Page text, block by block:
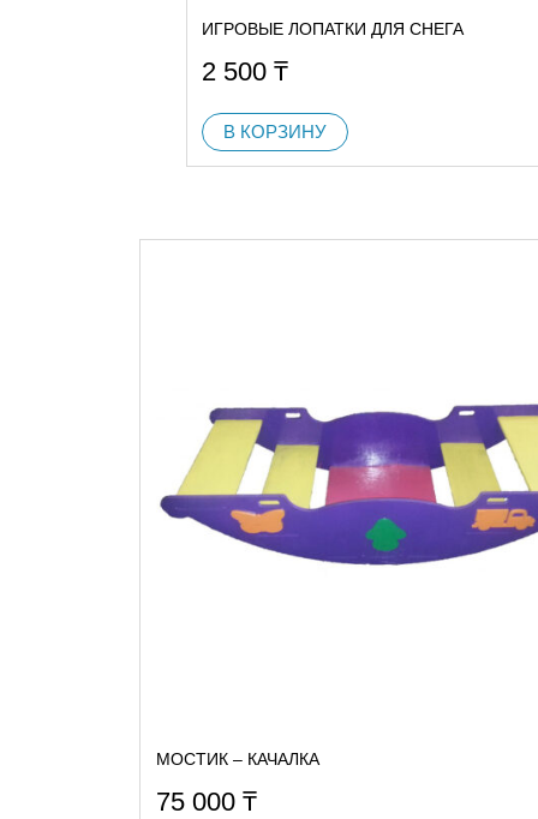
ИГРОВЫЕ ЛОПАТКИ ДЛЯ СНЕГА
2 500₸
В КОРЗИНУ
МОСТИК – КАЧАЛКА
75 000 ₸